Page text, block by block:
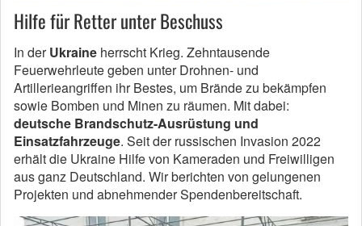
Hilfe für Retter unter Beschuss
In derUkraine herrscht Krieg. Zehntausende
Feuerwehrleute geben unter Drohnen- und
Artillerieangriffen ihr Bestes, um Brände zu bekämpfen
sowie Bomben und Minen zu räumen. Mit dabei:
deutsche Brandschutz-Ausrüstung und
Einsatzfahrzeuge. Seit der russischen Invasion 2022
erhält die Ukraine Hilfe von Kameraden und Freiwilligen
aus ganz Deutschland. Wir berichten von gelungenen
Projekten und abnehmender Spendenbereitschaft.